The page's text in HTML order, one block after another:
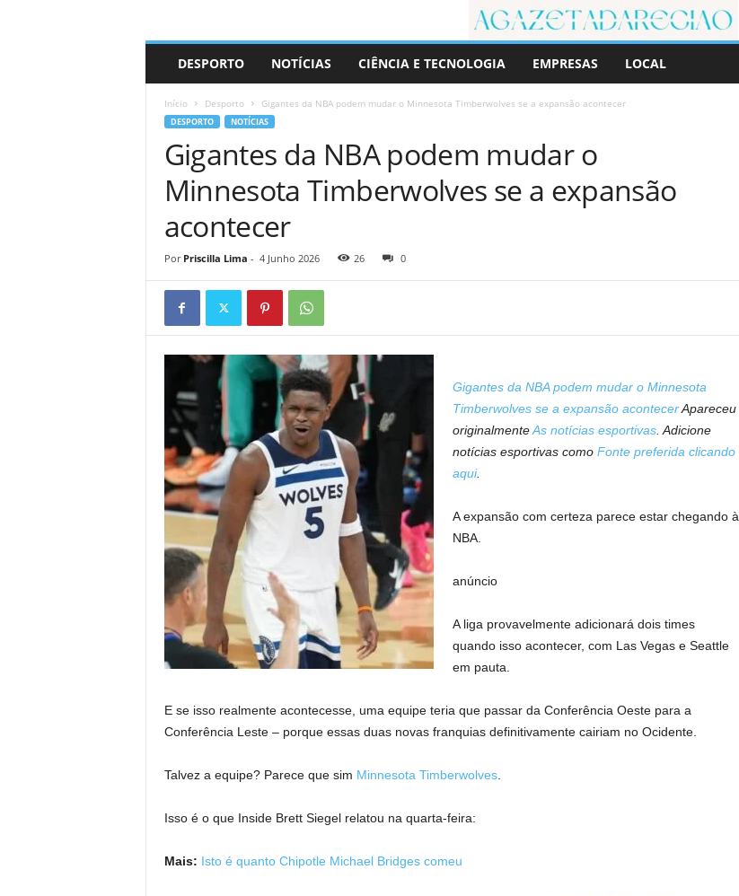
r
DESPORTO NOTÍCIAS CIÊNCIA E TECNOLOGIA EMPRESAS LOCAL
Início Desporto Gigantes da NBA podem mudar o Minnesota Timberwolves se a expansão acontecer
DESPORTO NOTÍCIAS
Gigantes da NBA podem mudar o
Minnesota Timberwolves se a expansão
acontecer
Por Priscilla Lima - 4 Junho 2026 26 0
Gigantes da NBA podem mudar o Minnesota
Timberwolves se a expansão acontecerApareceu
originalmenteAs notícias esportivas. Adicione
notícias esportivas como Fonte preferida clicando
aqui.
A expansão com certeza parece estar chegando à
NBA.
anúncio
A liga provavelmente adicionará dois times
quando isso acontecer, com Las Vegas e Seattle
em pauta.
E se isso realmente acontecesse, uma equipe teria que passar da Conferência Oeste para a
Conferência Leste – porque essas duas novas franquias definitivamente cairiam no Ocidente.
Talvez a equipe? Parece que sim Minnesota Timberwolves.
Isso é o que Inside Brett Siegel relatou na quarta-feira:
Mais: Isto é quanto Chipotle Michael Bridges comeu